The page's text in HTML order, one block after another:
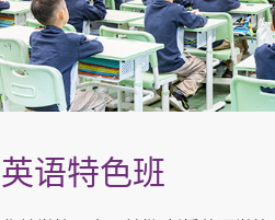
英语特色班